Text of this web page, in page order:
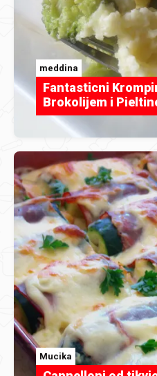
meddina
Fantasticni
Brokolijem i
Mucika